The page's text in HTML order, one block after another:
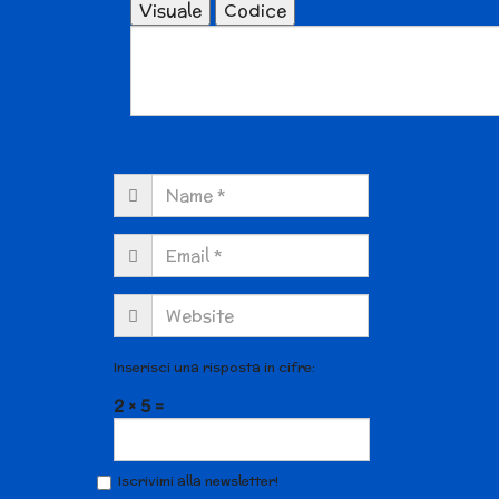
Visuale
Codice
Inserisci una risposta in cifre:
2 × 5 =
Iscrivimi alla newsletter!